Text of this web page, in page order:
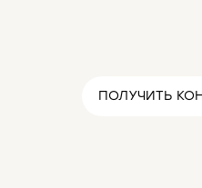
ПОЛУЧИТЬ